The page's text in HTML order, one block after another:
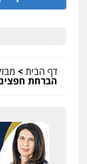
דף הבית>
הברחת